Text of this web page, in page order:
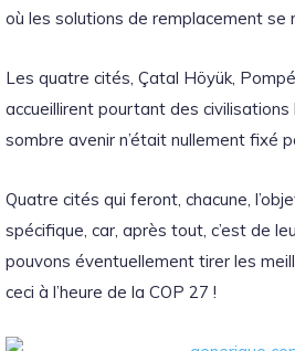
où les solutions de remplacement se
Les quatre cités, Çatal Höyük,
accueillirent pourtant des civilisations
sombre avenir n’était nullement fixé
Quatre cités qui feront, chacune,
spécifique, car, après tout, c’est de
pouvons éventuellement tirer les
ceci à l’heure de la COP 27 !